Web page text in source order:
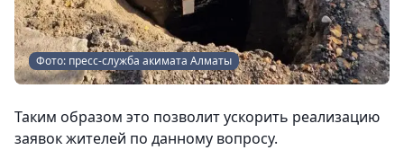
Фото: пресс-служба акимата Алматы
Таким образом это позволит ускорить реализацию
заявок жителей по данному вопросу.